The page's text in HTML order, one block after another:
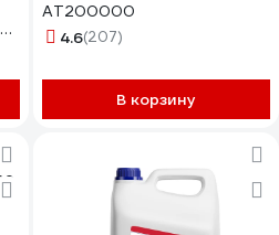
АТ200000
4.6(207)
В корзину